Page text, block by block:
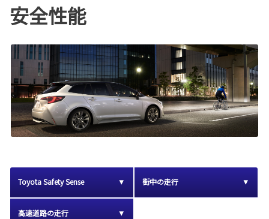
安全性能
Toyota Safety Sense 街中の走行
高速道路の走行